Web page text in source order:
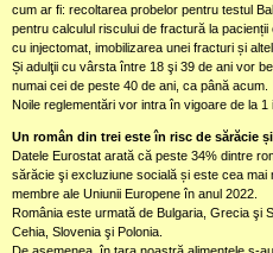
cum ar fi: recoltarea probelor pentru testul
pentru calculul riscului de fractură la
cu injectomat, imobilizarea unei fracturi și
Și adulţii cu vârsta între 18 şi 39 de ani vor
numai cei de peste 40 de ani, ca până acum.
Noile reglementări vor intra în vigoare de la 1
Un român din trei este în risc de sărăcie
Datele Eurostat arată că peste 34% dintre
sărăcie şi excluziune socială și este cea
membre ale Uniunii Europene în anul 2022.
România este urmată de Bulgaria, Grecia şi
Cehia, Slovenia şi Polonia.
De asemenea, în țara noastră alimentele s-